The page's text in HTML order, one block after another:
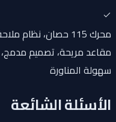
مقاعد مريحة، تصميم مدمج،
سهولة المناورة
الأسئلة الشائعة